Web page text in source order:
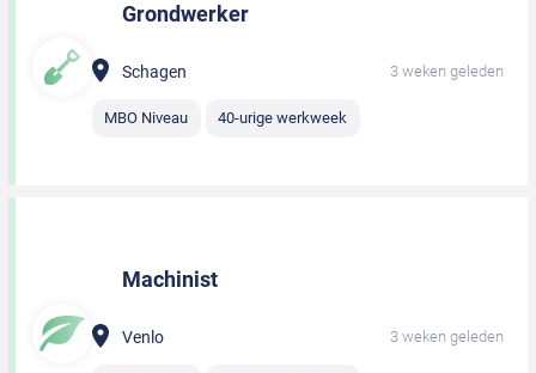
Grondwerker
Schagen 3 weken geleden
MBO Niveau 40-urige werkweek
Machinist
Venlo 3 weken geleden